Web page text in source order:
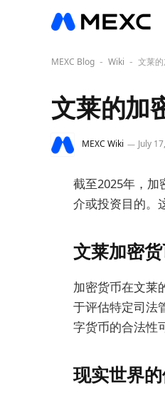
MEXC Blog - Wiki - 文莱
文莱的加
MEXC Wiki July
截至2025年，
介或投资目的。
文莱加密
加密货币在文莱
于评估特定司法
字货币的合法性
现实世界